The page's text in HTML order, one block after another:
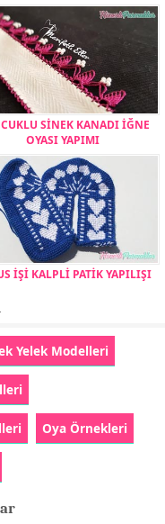
SİNEK KANADI İĞNE
OYASI YAPIMI
İŞİ KALPLİ PATİK YAPILIŞI
Yelek Modelleri
Oya Örnekleri